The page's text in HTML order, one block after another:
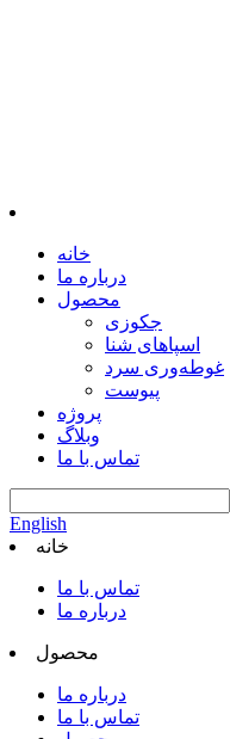
خانه
درباره ما
محصول
جکوزی
اسپاهای شنا
غوطه‌وری سرد
پیوست
پروژه
وبلاگ
تماس با ما
English
خانه
تماس با ما
درباره ما
محصول
درباره ما
تماس با ما